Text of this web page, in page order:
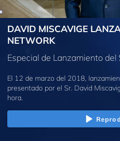
DAVID MISCAVIGE
NETWORK
Especial de Lanzamiento
El 12 de marzo del 2018,
presentado por el Sr. David
hora.